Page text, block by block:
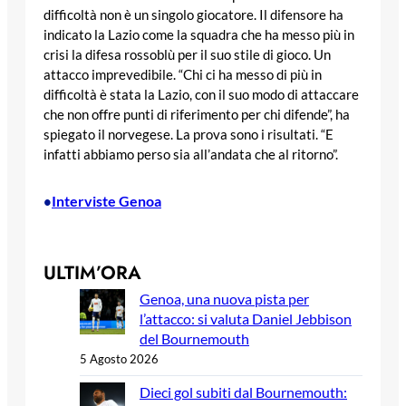
difficoltà non è un singolo giocatore. Il difensore ha
indicato la Lazio come la squadra che ha messo più in
crisi la difesa rossoblù per il suo stile di gioco. Un
attacco imprevedibile. “Chi ci ha messo di più in
difficoltà è stata la Lazio, con il suo modo di attaccare
che non offre punti di riferimento per chi difende”, ha
spiegato il norvegese. La prova sono i risultati. “E
infatti abbiamo perso sia all’andata che al ritorno”.
•Interviste Genoa
ULTIM’ORA
Genoa, una nuova pista per
l’attacco: si valuta Daniel Jebbison
del Bournemouth
5 Agosto 2026
Dieci gol subiti dal Bournemouth: